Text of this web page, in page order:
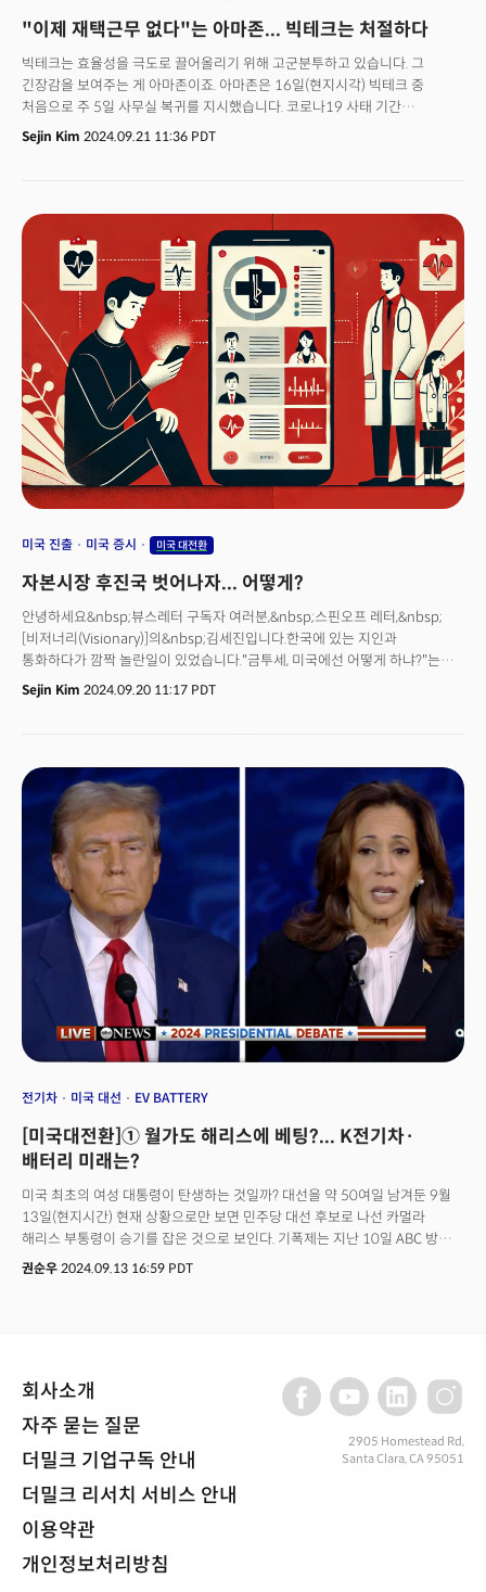
"이제 재택근무 없다"는 아마존... 빅테크는 처절하다
빅테크는 효율성을 극도로 끌어올리기 위해 고군분투하고 있습니다. 그
긴장감을 보여주는 게 아마존이죠. 아마존은 16일(현지시각) 빅테크 중
처음으로 주 5일 사무실 복귀를 지시했습니다. 코로나19 사태 기간
재택근무를 허용했던 아마존은 지난해 5월부터 최소 주 3일 이상 출근 방침을
세웠으며, 이번에 내년부터 주 5일 사무실 출근으로 확대해 사실상
척결입니다. 아마존은 현재 150만명 이상 직원을 고용하고 있습니다. 본사
근무 직원 수는 35만명 이상이죠. 아마존은 새로운 주5일 근무 외에도 관리
직원을 감축할 수 있다고 밝히며 관리자 직군을 중심으로 추가 구조조정도
시사했습니다. 사측은 직원들에 보낸 내부 메시지를 통해 팀당 관리자 수를
줄이도록 부서를 재구성하면서 일부 직책이 없어질 가능성을 열어뒀죠. 복수
외신은 이러한 아마존의 움직임은 공식적인 해고 없이 인력을 줄이려는
방법이 될 수 있다는 지적도 있습니다.앤디 재시 CEO는 “우리는 세계 최대
규모의 스타트업처럼 운영되기를 원한다”며 “이는 고객을 위해 끊임없이
발명하려는 열정, 강한 긴박감, 높은 주인의식, 빠른 의사 결정, 긴밀한 협업,
서로 향한 헌신적인 노력을 의미한다”고 말했습니다. 앞서 아마존 창업자인
제프 베이조스는 회사가 정체되고 관료주의가 자리 잡으면 결국에는 무관심,
쇠퇴, 사망으로 이어지는 상태로 이어질 수 있다고 경고한 바 있습니다. 👉
원격근무 장단점은?빅테크는 치열합니다. 최적의 근무형태를 찾기 위해
노력하고 있죠. 원격근무는 회사가 더 넓은 풀에서 채용할 수 있고, 여성의
도시의 임대료를 지불할 필요가 없죠. 구글은 1년 동안 10억달러를
일에 시간을 쓸 수 있죠. 반면 훈련과 멘토링이 필요한 신입 근로자들은
원격근무에 고립감을 느낍니다. 슬랙 등 온라인 메시지나 업무 이메일을 통한
소통을 이모지 등을 적절히 사용하지 않으면 오해를 불러일으킬 수 있죠. 실제
같이 있으면 인터넷 연결과는 다른 유대감이 형성됩니다. 그럼 어떤 근무
형태가 가장 기업의 효율성을 끌어올릴까요?
Sejin Kim 2024.09.21 11:36 PDT
미국 진출 미국 증시 미국 대전환
자본시장 후진국 벗어나자... 어떻게?
안녕하세요&nbsp;뷰스레터 구독자 여러분,&nbsp;스핀오프 레터,&nbsp;
[비저너리(Visionary)]의&nbsp;김세진입니다.한국에 있는 지인과
통화하다가 깜짝 놀란일이 있었습니다."금투세, 미국에선 어떻게 하냐?"는
물음이었습니다.&nbsp;"금투세?"금난새도 아니고 금투세가 뭔가? 라며
찾아봤는데 지인의 전화 넘어 흘러나오는 '격분'이 이해가 됐습니다.&nbsp;
종합과세 하는 제도로,&nbsp;당초 내년 1월 시행될 예정이었습니다.&nbsp;
그러나 올해 1월 대통령이 금투세 폐지를 추진하겠다고 발표한 데 이어
정부가 올해 7월 금투세 폐지 내용을 담은 세법 개정안을 발표하면서
금투세는&nbsp;‘뜨거운 감자’가 됐습니다. 당초 ‘금투세 폐지 반대’를
당론으로 주장하던 당은 금투세 유예를 요구하는 입장이 나타나면서 오는
&nbsp;24일 토론회에서&nbsp;당론을 논의한다고 하죠.&nbsp;금투세 도입
반대 목소리가 힘을 받은&nbsp;데엔&nbsp;'큰손'들의 이탈로 인한&nbsp;
자본 해외 유출, 개인 투자자의 장기 투자 의지 저해, 코리아 디스카운트 해소
&nbsp;등 우려가 커진 데에&nbsp;있습니다.&nbsp;찬성하는 측은 ‘소득
있는 곳에 세금 있다’와 과세체계 합리화 등을 논리로 내세우고 있죠.&nbsp;<
더밀크 주요 기사>[미국 대전환] 사라진 ‘숙제’... 솔로 이코노미 & 반도체 전쟁
심화크립토 기업 '테더'가 블랙록보다 많이 벌었다고?데이터센터, 美 부동산
시장 흔든다... 공급 물량 부족
Sejin Kim 2024.09.20 11:17 PDT
전기차 미국 대선 EV BATTERY
[미국대전환]① 월가도 해리스에 베팅?... K전기차·
배터리 미래는?
미국 최초의 여성 대통령이 탄생하는 것일까? 대선을 약 50여일 남겨둔 9월
13일(현지시간) 현재 상황으로만 보면 민주당 대선 후보로 나선 카멀라
해리스 부통령이 승기를 잡은 것으로 보인다. 기폭제는 지난 10일 ABC 방송
주최로 진행된 TV 토론회였다. 조 바이든 대통령이 후보에서 자진 사퇴한
ABC방송이 실시간 팩트체킹을 통해 바이든 행정부 시절의 범죄율 급증이나
낙태권에 대한 트럼프의 주장에 대해 반박하자 언성을 높이는 모습을 보였다.
보수 성향의 폭스뉴스의 브릿 흄도 분석가 마저도 "거의 해리스가
승리했다"고 평가했다. 또 CNN은 해리스 캠프 자문위원들의 말을 인용해
이슈에 대해 잘 전달했다. 특히 트럼프의 심기를 건드리는데 성공했다"고
분석했다. 여론조사 결과가 이를 반영한다. 로이터 통신이 지난 11일부터
이틀간 입소스와 공동으로 전국의 등록 유권자 1405명을 대상으로 실시한
최신 여론조사(오차범위 ±약 3%p)결과에 따르면 해리스 부통령이 트럼프
권순우 2024.09.13 16:59 PDT
회사소개
자주 묻는 질문
더밀크 기업구독 안내
더밀크 리서치 서비스 안내
이용약관
개인정보처리방침
2905 Homestead Rd,
Santa Clara, CA 95051